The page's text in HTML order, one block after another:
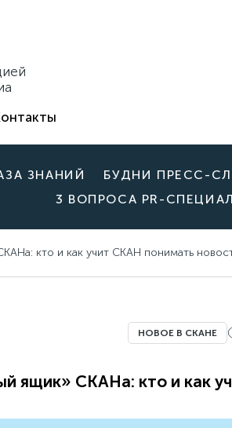
ЗНАНИЙ БУДНИ ПРЕСС-
3 ВОПРОСА PR-
кто и как учит СКАН понимать
НОВОЕ В СКАНЕ
ящик» СКАНа: кто и как